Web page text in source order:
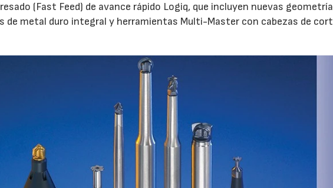
(Fast Feed) de avance rápido Logiq, que incluyen nuevas
de metal duro integral y herramientas Multi-Master con cabezas de